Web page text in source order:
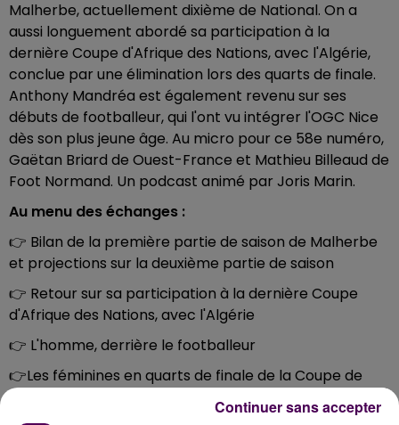
Malherbe, actuellement dixième de National. On a
aussi longuement abordé sa participation à la
dernière Coupe d'Afrique des Nations, avec l'Algérie,
conclue par une élimination lors des quarts de finale.
Anthony Mandréa est également revenu sur ses
débuts de footballeur, qui l'ont vu intégrer l'OGC Nice
dès son plus jeune âge. Au micro pour ce 58e numéro,
Gaëtan Briard de Ouest-France et Mathieu Billeaud de
Foot Normand. Un podcast animé par Joris Marin.
Au menu des échanges :
👉 Bilan de la première partie de saison de Malherbe
et projections sur la deuxième partie de saison
👉 Retour sur sa participation à la dernière Coupe
d'Afrique des Nations, avec l'Algérie
👉 L'homme, derrière le footballeur
👉Les féminines en quarts de finale de la Coupe de
France
Continuer sans accepter